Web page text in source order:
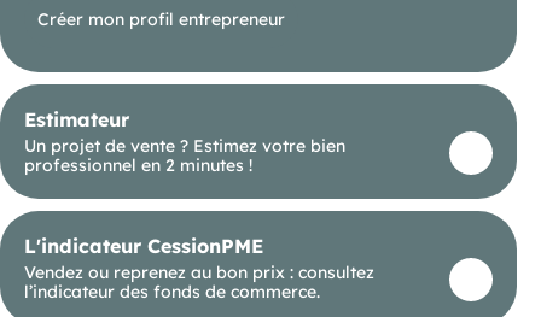
Créer mon profil entrepreneur
Estimateur
Un projet de vente ? Estimez votre bien
professionnel en 2 minutes !
L'indicateur CessionPME
Vendez ou reprenez au bon prix : consultez
l’indicateur des fonds de commerce.